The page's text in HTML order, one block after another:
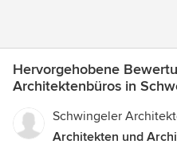
Hervorgehobene
Architektenbüros in
Schwingeler
Architekten und